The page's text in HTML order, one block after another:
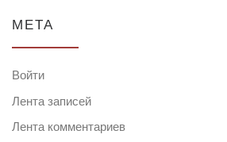
МЕТА
Войти
Лента записей
Лента комментариев